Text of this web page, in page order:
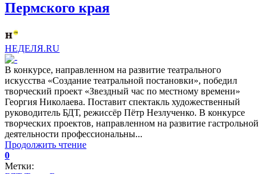
Пермского края
НЕДЕЛЯ.RU
В конкурсе, направленном на развитие театрального
искусства «Создание театральной постановки», победил
творческий проект «Звездный час по местному времени»
Георгия Николаева. Поставит спектакль художественный
руководитель БДТ, режиссёр Пётр Незлученко. В конкурсе
творческих проектов, направленном на развитие гастрольной
деятельности профессиональны...
Продолжить чтение
0
Метки: